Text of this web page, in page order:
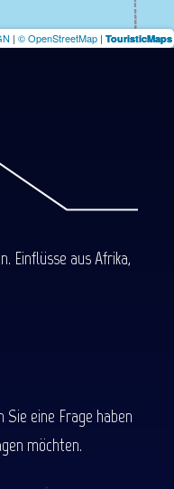
| © OpenStreetMap | TouristicMaps
Einflüsse aus Afrika,
Sie eine Frage haben
möchten.